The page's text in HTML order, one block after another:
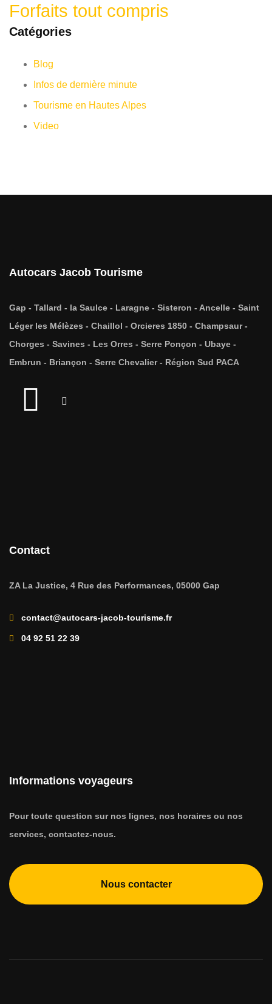
Forfaits tout compris
Catégories
Blog
Infos de dernière minute
Tourisme en Hautes Alpes
Video
Autocars Jacob Tourisme
Gap - Tallard - la Saulce - Laragne - Sisteron - Ancelle - Saint
Léger les Mélèzes - Chaillol - Orcieres 1850 - Champsaur -
Chorges - Savines - Les Orres - Serre Ponçon - Ubaye -
Embrun - Briançon - Serre Chevalier - Région Sud PACA
Contact
ZA La Justice, 4 Rue des Performances, 05000 Gap
contact@autocars-jacob-tourisme.fr
04 92 51 22 39
Informations voyageurs
Pour toute question sur nos lignes, nos horaires ou nos
services, contactez-nous.
Nous contacter